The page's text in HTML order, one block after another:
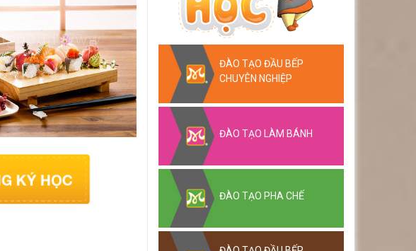
ĐÀO TẠO ĐẦU BẾP
CHUYÊN NGHIỆP
ĐÀO TẠO LÀM BÁNH
ĐÀO TẠO PHA CHẾ